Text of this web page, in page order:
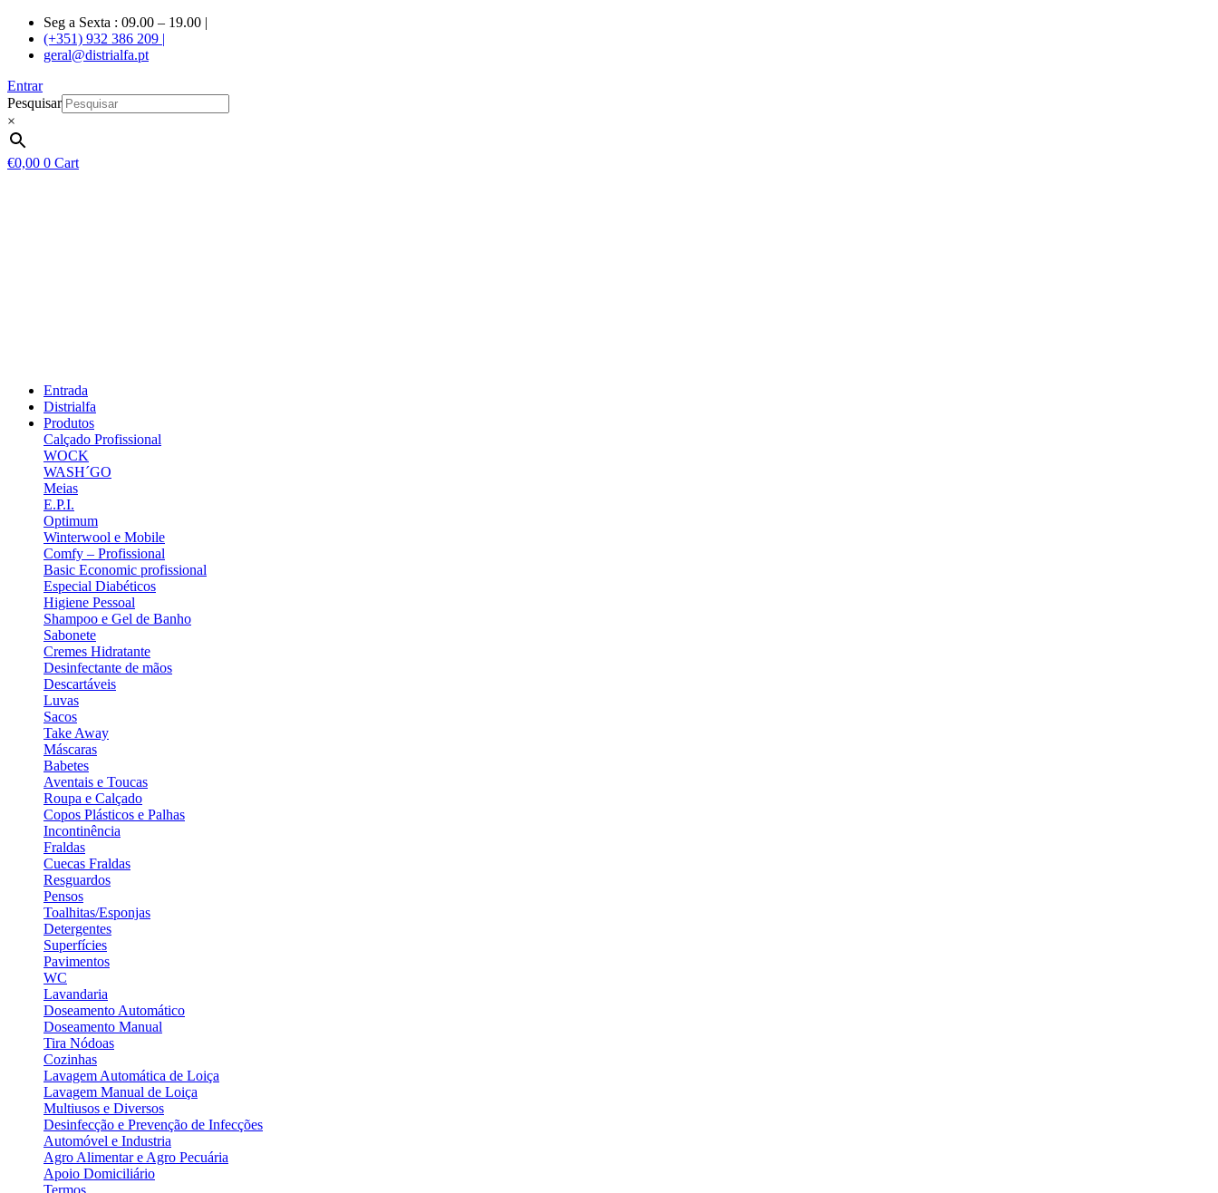
Skip
content
Seg a Sexta : 09.00 – 19.00 |
(+351) 932 386 209 |
geral@distrialfa.pt
Entrar
Pesquisar
×
€0,00 0 Cart
Entrada
Distrialfa
Produtos
Calçado Profissional
WOCK
WASH´GO
Meias
E.P.I.
Optimum
Winterwool e Mobile
Comfy – Profissional
Basic Economic profissional
Especial Diabéticos
Higiene Pessoal
Shampoo e Gel de Banho
Sabonete
Cremes Hidratante
Desinfectante de mãos
Descartáveis
Luvas
Sacos
Take Away
Máscaras
Babetes
Aventais e Toucas
Roupa e Calçado
Copos Plásticos e Palhas
Incontinência
Fraldas
Cuecas Fraldas
Resguardos
Pensos
Toalhitas/Esponjas
Detergentes
Superfícies
Pavimentos
WC
Lavandaria
Doseamento Automático
Doseamento Manual
Tira Nódoas
Cozinhas
Lavagem Automática de Loiça
Lavagem Manual de Loiça
Multiusos e Diversos
Desinfecção e Prevenção de Infecções
Automóvel e Industria
Agro Alimentar e Agro Pecuária
Apoio Domiciliário
Termos